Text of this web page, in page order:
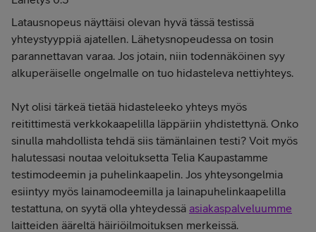
Latausnopeus näyttäisi olevan hyvä tässä testissä
yhteystyyppiä ajatellen. Lähetysnopeudessa on tosin
parannettavan varaa. Jos jotain, niin todennäköinen syy
alkuperäiselle ongelmalle on tuo hidasteleva nettiyhteys.
Nyt olisi tärkeä tietää hidasteleeko yhteys myös
reitittimestä verkkokaapelilla läppäriin yhdistettynä. Onko
sinulla mahdollista tehdä siis tämänlainen testi? Voit myös
halutessasi noutaa veloituksetta Telia Kaupastamme
testimodeemin ja puhelinkaapelin. Jos yhteysongelmia
esiintyy myös lainamodeemilla ja lainapuhelinkaapelilla
testattuna, on syytä olla yhteydessä asiakaspalveluumme
laitteiden ääreltä häiriöilmoituksen merkeissä.